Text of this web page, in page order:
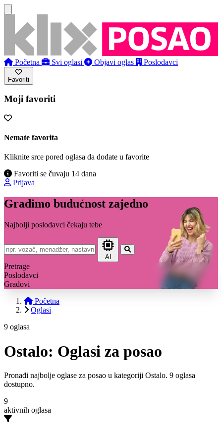
Početna Svi oglasi Objavi oglas Poslodavci
Favoriti
Moji favoriti
Nemate favorita
Kliknite srce pored oglasa da dodate u favorite
Favoriti se čuvaju 14 dana
Prijava
Gradimo budućnost zajedno
Najbolji poslodavci čekaju tebe
AI
Pretrage
Poslodavci
Gradovi
Početna
Oglasi
9 oglasa
Ostalo: Oglasi za posao
Pronađi najbolje oglase za posao u kategoriji Ostalo. 9 oglasa
dostupno.
9
aktivnih oglasa